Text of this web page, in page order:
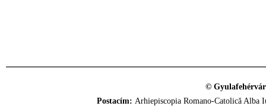
©
Postacím: Arhiepiscopia Romano-Catolică